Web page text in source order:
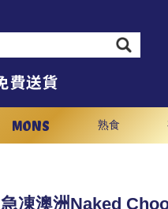
MONS 熟食
急凍澳洲Naked